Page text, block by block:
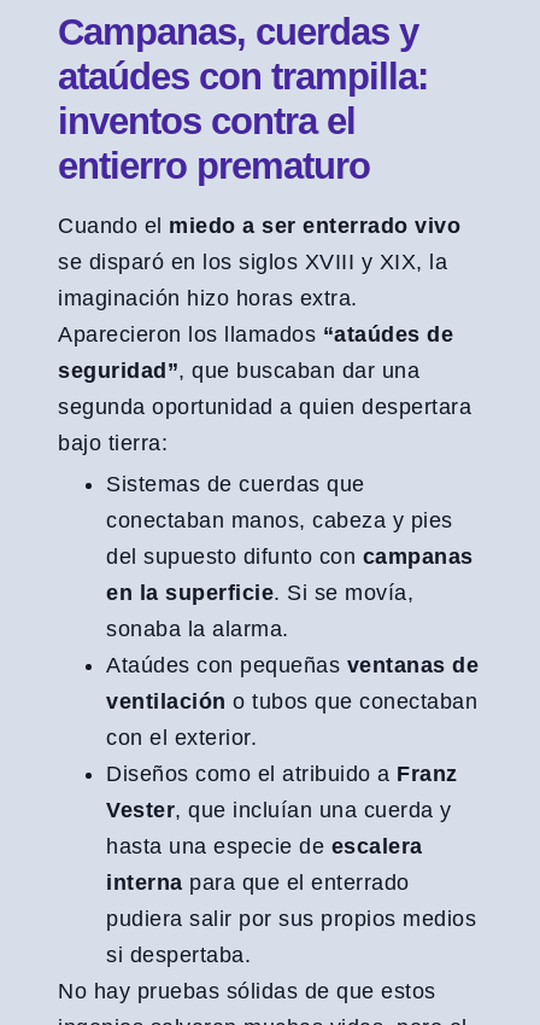
Campanas, cuerdas y
ataúdes con trampilla:
inventos contra el
entierro prematuro
Cuando el miedo a ser enterrado vivo
se disparó en los siglos XVIII y XIX, la
imaginación hizo horas extra.
Aparecieron los llamados “ataúdes de
seguridad”, que buscaban dar una
segunda oportunidad a quien despertara
bajo tierra:
Sistemas de cuerdas que
conectaban manos, cabeza y pies
del supuesto difunto con campanas
en la superficie. Si se movía,
sonaba la alarma.
Ataúdes con pequeñas ventanas de
ventilación o tubos que conectaban
con el exterior.
Diseños como el atribuido a Franz
Vester, que incluían una cuerda y
hasta una especie de escalera
interna para que el enterrado
pudiera salir por sus propios medios
si despertaba.
No hay pruebas sólidas de que estos